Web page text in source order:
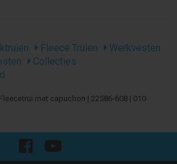
Fleece Truien
Werkvesten
Collecties
met capuchon | 22586-608 | 010-